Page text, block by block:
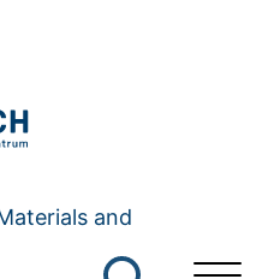
and